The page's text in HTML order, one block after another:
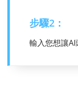
步驟 3：
為您的影片添